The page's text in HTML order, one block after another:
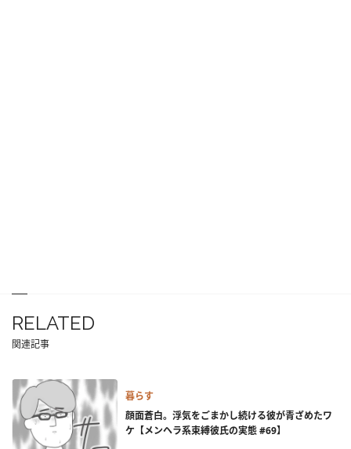
RELATED
関連記事
暮らす
顔面蒼白。浮気をごまかし続ける彼が青ざめたワ
ケ【メンヘラ系束縛彼氏の実態 #69】